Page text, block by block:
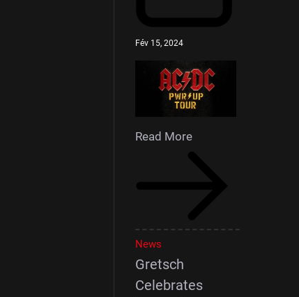
Fév 15, 2024
Read More
News
Gretsch
Celebrates